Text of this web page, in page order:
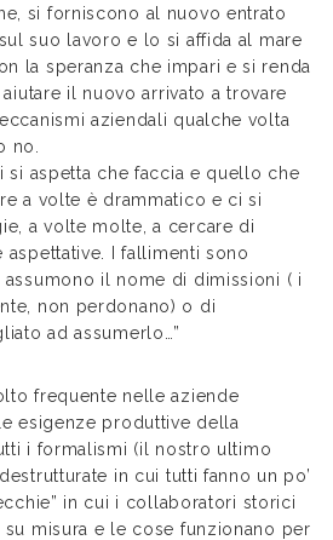
si forniscono al nuovo entrato
suo lavoro e lo si affida al mare
la speranza che impari e si renda
il nuovo arrivato a trovare
aziendali qualche volta
no.
si aspetta che faccia e quello che
a volte è drammatico e ci si
a volte molte, a cercare di
I fallimenti sono
il nome di dimissioni ( i
non perdonano) o di
ad assumerlo…”
frequente nelle aziende
esigenze produttive della
i formalismi (il nostro ultimo
in cui tutti fanno un po’
in cui i collaboratori storici
misura e le cose funzionano per